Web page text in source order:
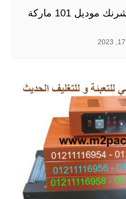
الة تغليف كتب بالشرنك موديل 101 ماركة